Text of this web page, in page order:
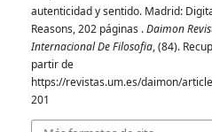
autenticidad y sentido. Madrid:
Reasons, 202 páginas .Daimon
Internacional De Filosofia, (84).
partir de
https://revistas.um.es/daimon/
201